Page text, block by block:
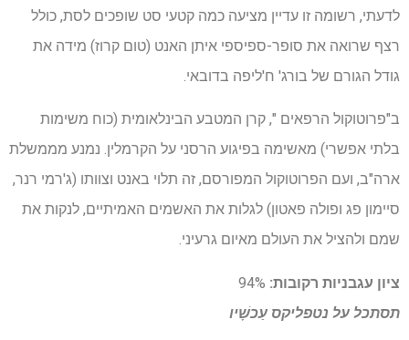
לדעתי, רשומה זו עדיין מציעה כמה קטעי סט שופכים לסת, כולל
רצף שרואה את סופר-ספיספי איתן האנט (טום קרוז) מידה את
גודל הגורם של בורג' ח'ליפה בדובאי.
ב"פרוטוקול הרפאים ", קרן המטבע הבינלאומית (כוח משימות
בלתי אפשרי) מאשימה בפיגוע הרסני על הקרמלין. נמנע מממשלת
ארה"ב, ועם הפרוטוקול המפורסם, זה תלוי באנט וצוותו (ג'רמי רנר,
סיימון פג ופולה פאטון) לגלות את האשמים האמיתיים, לנקות את
שמם ולהציל את העולם מאיום גרעיני.
ציון עגבניות רקובות: 94%
תסתכל על נטפליקס עַכשָׁיו